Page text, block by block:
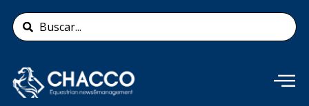
contenido
Search
...
Añade aquí tu texto de
cabecera